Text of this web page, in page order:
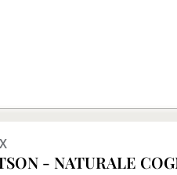
- NATURALE